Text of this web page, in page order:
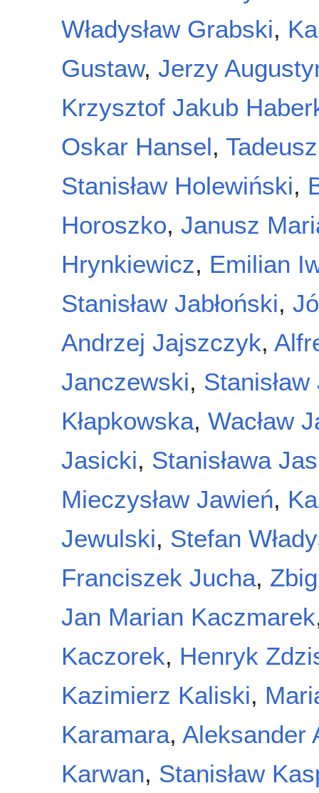
Władysław Grabski,
Gustaw, Jerzy
Krzysztof Jakub
Oskar Hansel,
Stanisław Holewiński,
Horoszko, Janusz
Hrynkiewicz, Emilian
Stanisław Jabłoński,
Andrzej Jajszczyk,
Janczewski,
Kłapkowska, Wacław
Jasicki, Stanisława
Mieczysław Jawień,
Jewulski, Stefan
Franciszek Jucha,
Jan Marian Kaczmarek
Kaczorek, Henryk
Kazimierz Kaliski,
Karamara, Aleksander
Karwan, Stanisław